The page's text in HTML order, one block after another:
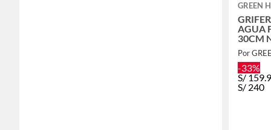
GREEN
AGUA
30CM
Por
-33%
S/
S/ 240